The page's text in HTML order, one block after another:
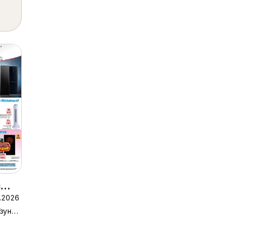
Интерсервиз Узунови